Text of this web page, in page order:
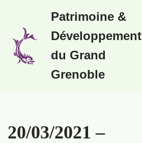
au
contenu
Patrimoine &
Développement
du Grand
Grenoble
20/03/2021 –